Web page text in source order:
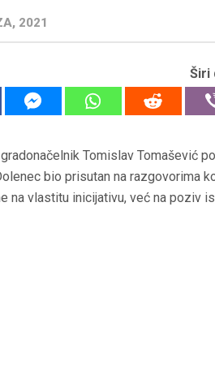
2021
Širi
Tomislav Tomašević
bio prisutan na razgovorima
na vlastitu inicijativu, već na poziv